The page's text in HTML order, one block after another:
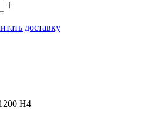
доставку
H4